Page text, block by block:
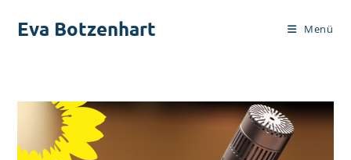
InhaltEva Botzenhart Menü